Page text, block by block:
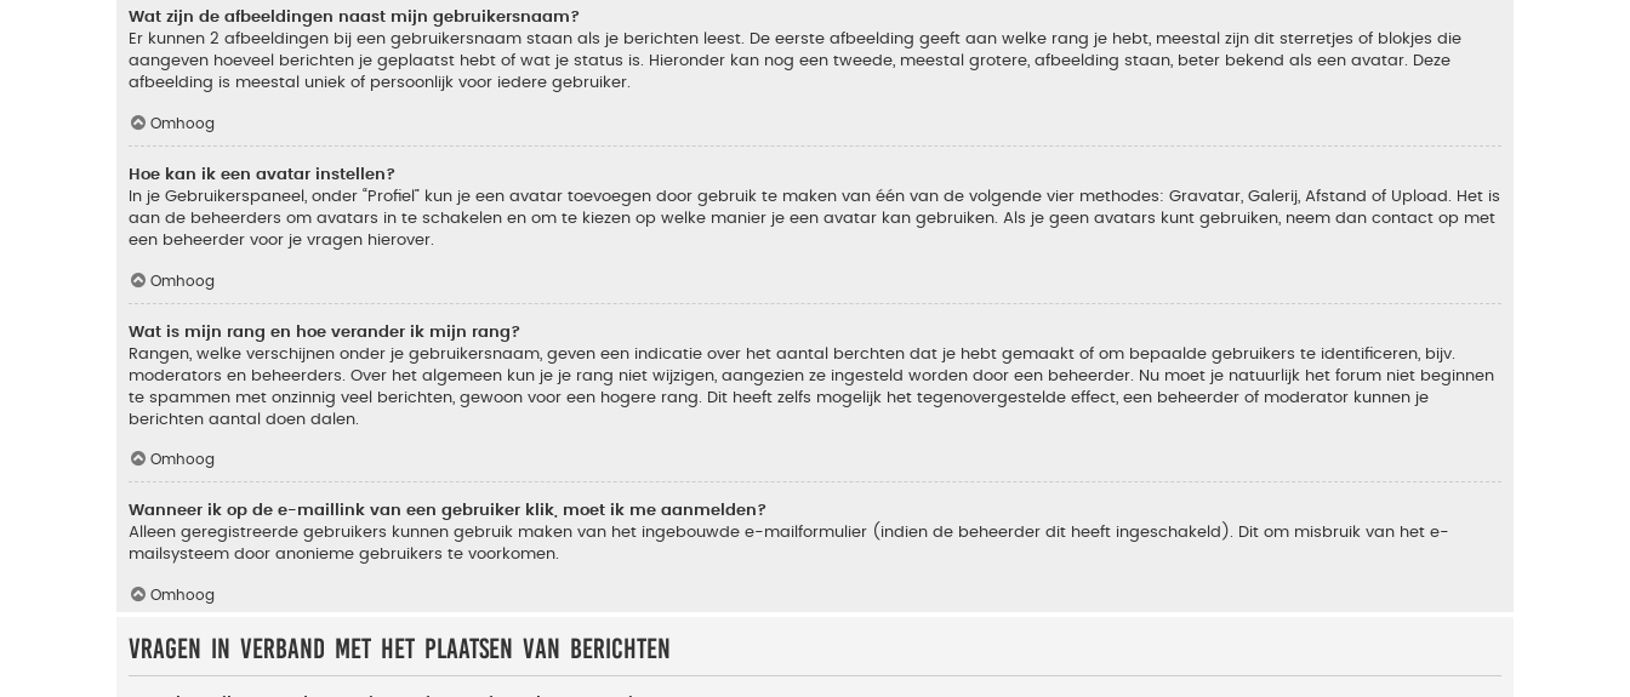
Wat zijn de afbeeldingen naast mijn gebruikersnaam?
Er kunnen 2 afbeeldingen bij een gebruikersnaam staan als je berichten leest. De eerste afbeelding geeft aan welke rang je hebt, meestal zijn dit sterretjes of blokjes die
aangeven hoeveel berichten je geplaatst hebt of wat je status is. Hieronder kan nog een tweede, meestal grotere, afbeelding staan, beter bekend als een avatar. Deze
afbeelding is meestal uniek of persoonlijk voor iedere gebruiker.
Omhoog
Hoe kan ik een avatar instellen?
In je Gebruikerspaneel, onder “Profiel” kun je een avatar toevoegen door gebruik te maken van één van de volgende vier methodes: Gravatar, Galerij, Afstand of Upload. Het is
aan de beheerders om avatars in te schakelen en om te kiezen op welke manier je een avatar kan gebruiken. Als je geen avatars kunt gebruiken, neem dan contact op met
een beheerder voor je vragen hierover.
Omhoog
Wat is mijn rang en hoe verander ik mijn rang?
Rangen, welke verschijnen onder je gebruikersnaam, geven een indicatie over het aantal berchten dat je hebt gemaakt of om bepaalde gebruikers te identificeren, bijv.
moderators en beheerders. Over het algemeen kun je je rang niet wijzigen, aangezien ze ingesteld worden door een beheerder. Nu moet je natuurlijk het forum niet beginnen
te spammen met onzinnig veel berichten, gewoon voor een hogere rang. Dit heeft zelfs mogelijk het tegenovergestelde effect, een beheerder of moderator kunnen je
berichten aantal doen dalen.
Omhoog
Wanneer ik op de e-maillink van een gebruiker klik, moet ik me aanmelden?
Alleen geregistreerde gebruikers kunnen gebruik maken van het ingebouwde e-mailformulier (indien de beheerder dit heeft ingeschakeld). Dit om misbruik van het e-
mailsysteem door anonieme gebruikers te voorkomen.
Omhoog
Vragen in verband met het plaatsen van berichten